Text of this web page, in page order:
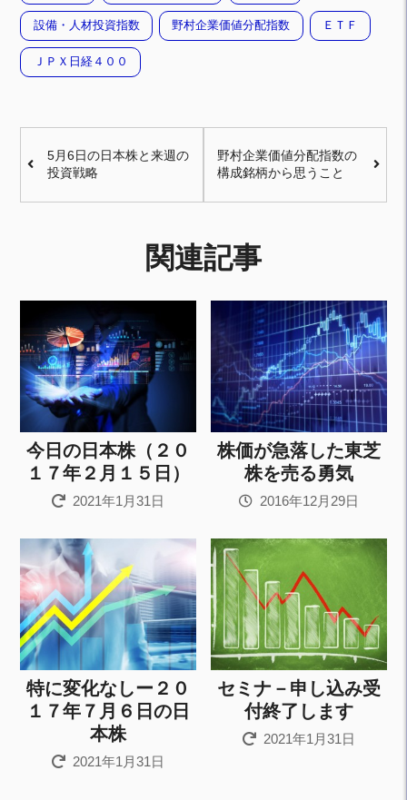
設備・人材投資指数 野村企業価値分配指数 ＥＴＦ
ＪＰＸ日経４００
5月6日の日本株と来週の
投資戦略
野村企業価値分配指数の
構成銘柄から思うこと
関連記事
今日の日本株（２０
１７年２月１５日）
2021年1月31日
株価が急落した東芝
株を売る勇気
2016年12月29日
特に変化なしー２０
１７年７月６日の日
本株
2021年1月31日
セミナ－申し込み受
付終了します
2021年1月31日